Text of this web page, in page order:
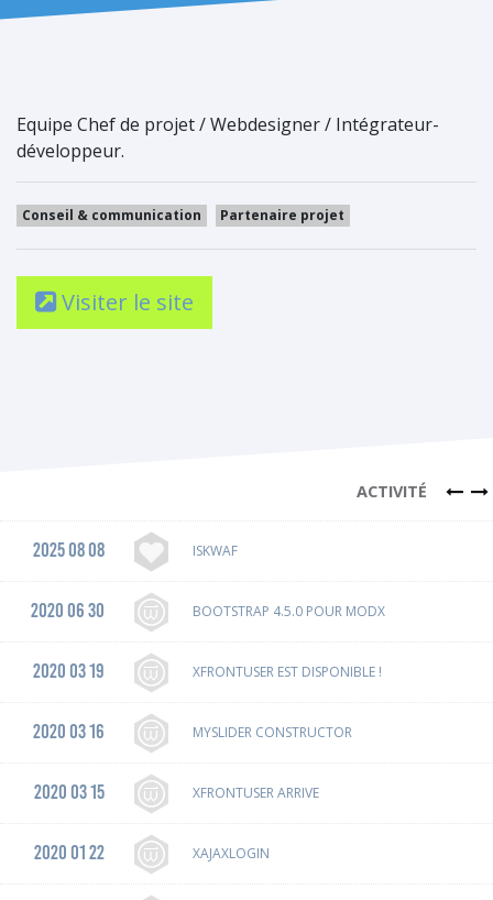
Equipe Chef de projet / Webdesigner / Intégrateur-
développeur.
Conseil & communication Partenaire projet
Visiter le site
ACTIVITÉ
2025 08 08 ISKWAF
2020 06 30 BOOTSTRAP 4.5.0 POUR MODX
2020 03 19 XFRONTUSER EST DISPONIBLE !
2020 03 16 MYSLIDER CONSTRUCTOR
2020 03 15 XFRONTUSER ARRIVE
2020 01 22 XAJAXLOGIN